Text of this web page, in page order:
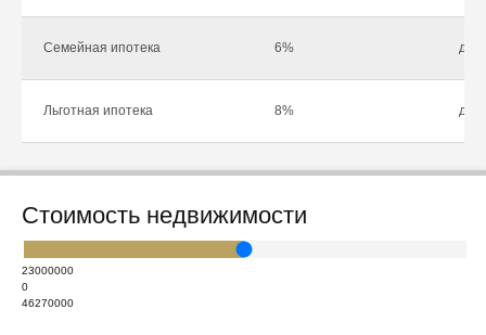
Семейная ипотека 6% до
Льготная ипотека 8% до
Стоимость недвижимости
23000000
0
46270000